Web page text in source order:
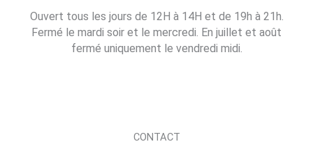
Ouvert tous les jours de 12H à 14H et de 19h à 21h.
Fermé le mardi soir et le mercredi. En juillet et août
fermé uniquement le vendredi midi.
CONTACT